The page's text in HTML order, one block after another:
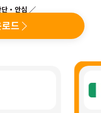
・안심 ／
드